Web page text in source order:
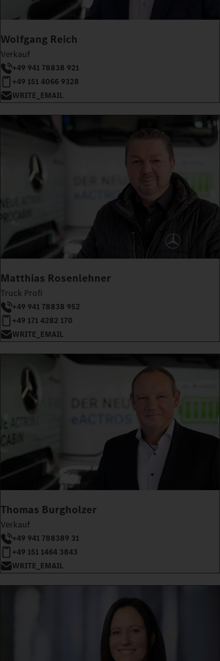
Wolfgang Reich
Verkauf
+49 941 78838 921
+49 151 4066 9328
WRITE_EMAIL
Matthias Rosenlehner
Truck Profi
+49 941 78838 952
+49 171 4282 170
WRITE_EMAIL
Thomas Burgholzer
Verkauf
+49 941 788389 31
+49 151 1464 3843
WRITE_EMAIL